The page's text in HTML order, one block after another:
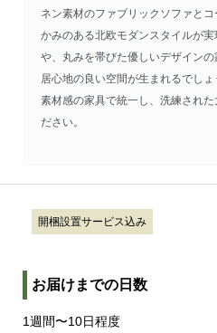
ネン素材のファブリックソファと
かみのある北欧モダンスタイルが
や、丸みを帯びた優しいデザイン
居心地の良い空間が生まれるでし
素材感の家具で統一し、洗練され
ださい。
開梱設置サービス込み
お届けまでの日数
1週間〜10日程度